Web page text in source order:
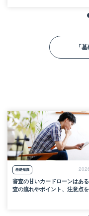
他社お借入
ロ
診断
「
基礎知識
審査の甘いカードローンはあ
査の流れやポイント、注意点